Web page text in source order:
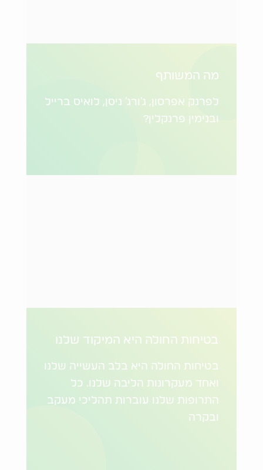
מה המשותף
לפרנק אפרסון, ג'ורג' ניסן, לואיס ברייל
ובנימין פרנקלין?
בטיחות החולה היא המיקוד שלנו
בטיחות החולה היא בלב העשייה שלנו
ואחד מעקרונות הליבה שלנו. כל
התרופות שלנו עוברות תהליכי מעקב
ובקרה